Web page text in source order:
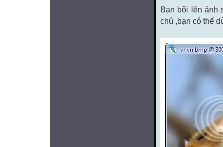
Bạn bôi lên ảnh
chú ,bạn có thể